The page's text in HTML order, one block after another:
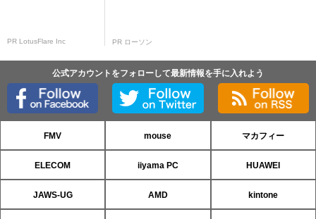
PR LotusFlare Inc PR ローソン
公式アカウントをフォローして最新情報を手に入れよう
FMV mouse マカフィー
ELECOM iiyama PC HUAWEI
JAWS-UG AMD kintone